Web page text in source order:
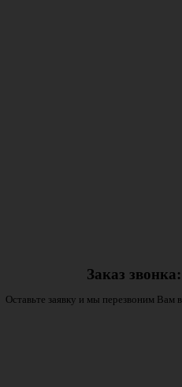
Заказ звонка:
Оставьте заявку и мы перезвоним Вам